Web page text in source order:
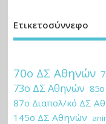
Ετικετοσύννεφο
70ο ΔΣ Αθηνών
73ο ΔΣ Αθηνών
87ο Διαπολ/κό ΔΣ
145ο ΔΣ Αθηνών